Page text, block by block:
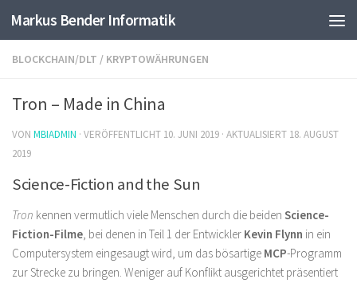
Skip to content
Markus Bender Informatik
BLOCKCHAIN/DLT / KRYPTOWÄHRUNGEN
Tron – Made in China
VON MBIADMIN · VERÖFFENTLICHT 10. JUNI 2019 · AKTUALISIERT 18. AUGUST
2019
Science-Fiction and the Sun
Tron kennen vermutlich viele Menschen durch die beiden Science-
Fiction-Filme, bei denen in Teil 1 der Entwickler Kevin Flynn in ein
Computersystem eingesaugt wird, um das bösartige MCP-Programm
zur Strecke zu bringen. Weniger auf Konflikt ausgerichtet präsentiert